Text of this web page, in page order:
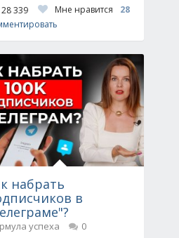
28 339 Мне нравится
28
набрать
в
успеха
0